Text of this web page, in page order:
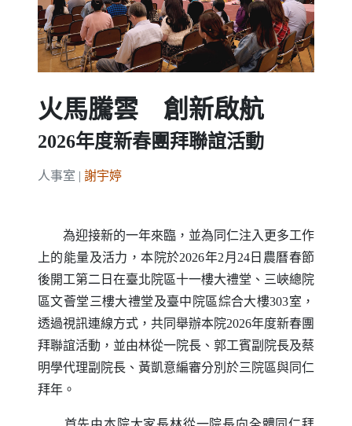
火馬騰雲 創新啟航
2026年度新春團拜聯誼活動
人事室 | 謝宇婷
為迎接新的一年來臨，並為同仁注入更多工作
上的能量及活力，本院於2026年2月24日農曆春節
後開工第二日在臺北院區十一樓大禮堂、三峽總院
區文薈堂三樓大禮堂及臺中院區綜合大樓303室，
透過視訊連線方式，共同舉辦本院2026年度新春團
拜聯誼活動，並由林從一院長、郭工賓副院長及蔡
明學代理副院長、黃凱意編審分別於三院區與同仁
拜年。